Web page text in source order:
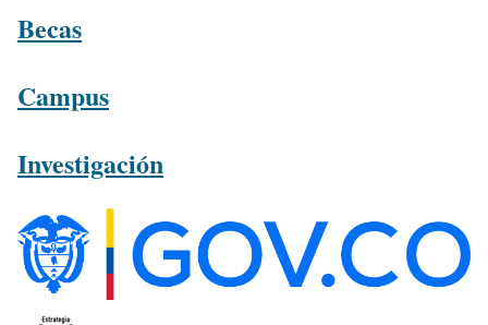
Becas
Campus
Investigación